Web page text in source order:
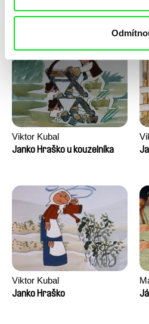
Auguste Lefort, Antoine Rossi
Viktor Kubal
Janko Hraško u kouzelníka
Viktor Kubal
Janko Hraško